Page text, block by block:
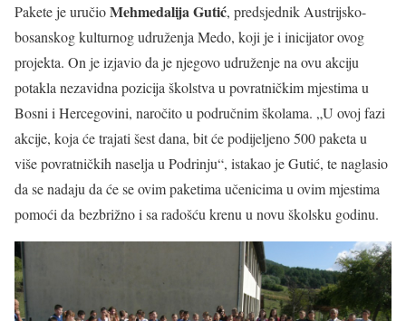
Pakete je uručioMehmedalija Gutić, predsjednik Austrijsko-
bosanskog kulturnog udruženja Medo, koji je i inicijator ovog
projekta. On je izjavio da je njegovo udruženje na ovu akciju
potakla nezavidna pozicija školstva u povratničkim mjestima u
Bosni i Hercegovini, naročito u područnim školama. „U ovoj fazi
akcije, koja će trajati šest dana, bit će podijeljeno 500 paketa u
više povratničkih naselja u Podrinju“, istakao je Gutić, te naglasio
da se nadaju da će se ovim paketima učenicima u ovim mjestima
pomoći da bezbrižno i sa radošću krenu u novu školsku godinu.